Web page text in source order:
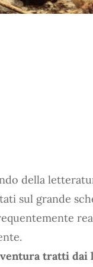
della
sul grande
tratti dai